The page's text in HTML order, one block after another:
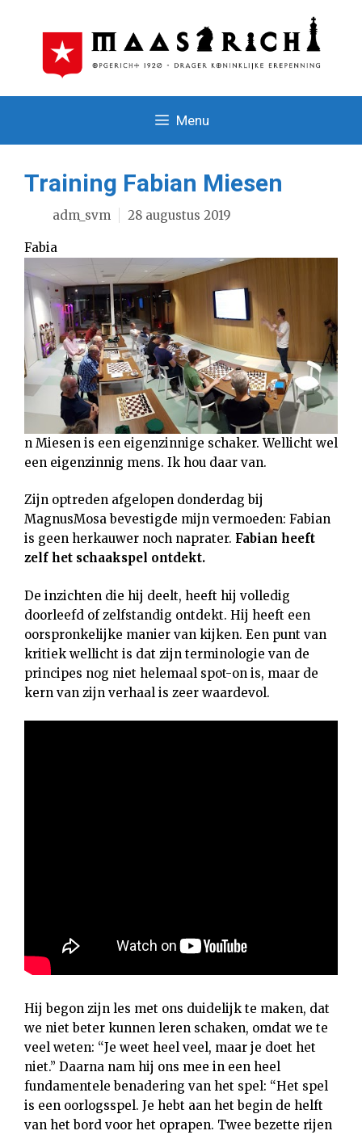
Menu
Training Fabian Miesen
adm_svm 28 augustus 2019
Fabia
n Miesen is een eigenzinnige schaker. Wellicht wel
een eigenzinnig mens. Ik hou daar van.
Zijn optreden afgelopen donderdag bij
MagnusMosa bevestigde mijn vermoeden: Fabian
is geen herkauwer noch naprater. Fabian heeft
zelf het schaakspel ontdekt.
De inzichten die hij deelt, heeft hij volledig
doorleefd of zelfstandig ontdekt. Hij heeft een
oorspronkelijke manier van kijken. Een punt van
kritiek wellicht is dat zijn terminologie van de
principes nog niet helemaal spot-on is, maar de
kern van zijn verhaal is zeer waardevol.
Hij begon zijn les met ons duidelijk te maken, dat
we niet beter kunnen leren schaken, omdat we te
veel weten: “Je weet heel veel, maar je doet het
niet.” Daarna nam hij ons mee in een heel
fundamentele benadering van het spel: “Het spel
is een oorlogsspel. Je hebt aan het begin de helft
van het bord voor het oprapen. Twee bezette rijen